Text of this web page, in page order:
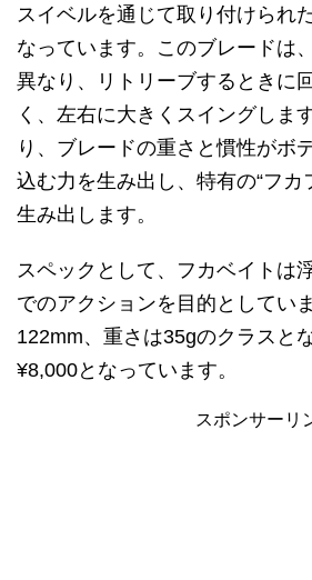
スイベルを通じて取り付けられ
なっています。このブレードは
異なり、リトリーブするときに
く、左右に大きくスイングしま
り、ブレードの重さと慣性がボ
込む力を生み出し、特有の“フカ
生み出します。
スペックとして、フカベイトは
でのアクションを目的としてい
122mm、重さは35gのクラスと
¥8,000となっています。
スポンサーリ